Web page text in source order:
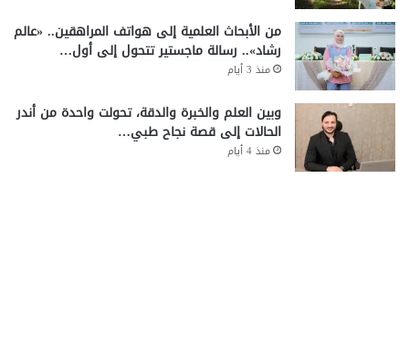
من الأبحاث العلمية إلى هواتف المراهقين.. «عالم
رشاد».. رسالة ماجستير تتحول إلى أول…
منذ 3 أيام
وبين العلم والخبرة والدقة، تحولت واحدة من أندر
الحالات إلى قصة نجاح طبي…
منذ 4 أيام